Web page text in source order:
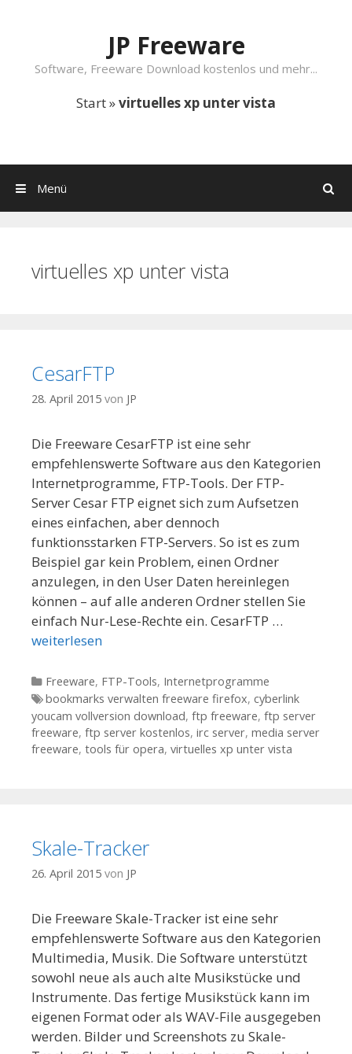
JP Freeware
Software, Freeware Download kostenlos und mehr...
Start»virtuelles xp unter vista
Suchen
Menü
virtuelles xp unter vista
CesarFTP
28. April 2015 von JP
Die Freeware CesarFTP ist eine sehr
empfehlenswerte Software aus den Kategorien
Internetprogramme, FTP-Tools. Der FTP-
Server Cesar FTP eignet sich zum Aufsetzen
eines einfachen, aber dennoch
funktionsstarken FTP-Servers. So ist es zum
Beispiel gar kein Problem, einen Ordner
anzulegen, in den User Daten hereinlegen
können – auf alle anderen Ordner stellen Sie
einfach Nur-Lese-Rechte ein. CesarFTP …
weiterlesen
Kategorien
Freeware, FTP-Tools, Internetprogramme
Tags
bookmarks verwalten freeware firefox, cyberlink
youcam vollversion download, ftp freeware, ftp server
freeware, ftp server kostenlos, irc server, media server
freeware, tools für opera, virtuelles xp unter vista
Skale-Tracker
26. April 2015 von JP
Die Freeware Skale-Tracker ist eine sehr
empfehlenswerte Software aus den Kategorien
Multimedia, Musik. Die Software unterstützt
sowohl neue als auch alte Musikstücke und
Instrumente. Das fertige Musikstück kann im
eigenen Format oder als WAV-File ausgegeben
werden. Bilder und Screenshots zu Skale-